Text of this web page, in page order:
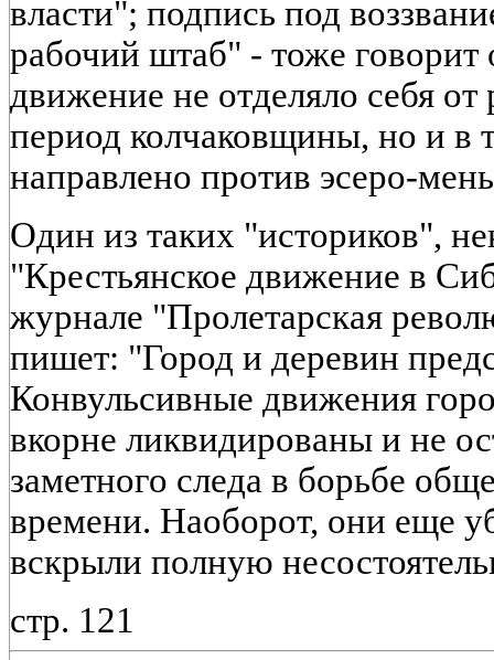
власти"; подпись под
рабочий штаб" - тоже говорит
движение не отделяло себя от
период колчаковщины, но и в
направлено против эсеро-
Один из таких "историков",
"Крестьянское движение в
журнале "Пролетарская
пишет: "Город и деревин
Конвульсивные движения
вкорне ликвидированы и не
заметного следа в борьбе
времени. Наоборот, они еще
вскрыли полную
стр. 121